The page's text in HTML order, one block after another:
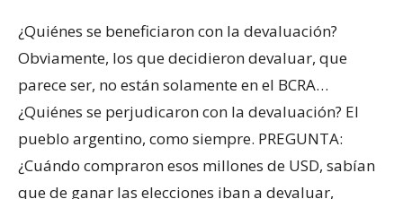
¿Quiénes se beneficiaron con la devaluación?
Obviamente, los que decidieron devaluar, que
parece ser, no están solamente en el BCRA…
¿Quiénes se perjudicaron con la devaluación? El
pueblo argentino, como siempre. PREGUNTA:
¿Cuándo compraron esos millones de USD, sabían
que de ganar las elecciones iban a devaluar,